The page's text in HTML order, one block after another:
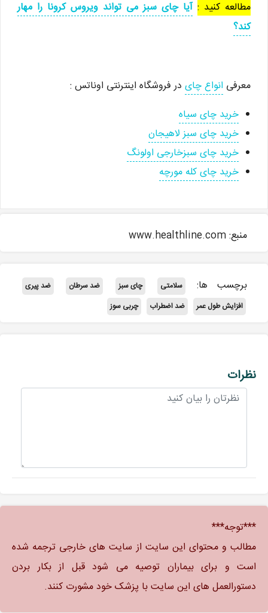
مطالعه کنید : آیا چای سبز می تواند ویروس کرونا را مهار
کند؟
معرفی انواع چای در فروشگاه اینترنتی اوناتس :
خرید چای سیاه
خرید چای سبز لاهیجان
خرید چای سبزخارجی اولونگ
خرید چای کله مورچه
منبع: www.healthline.com
برچسب ها: سلامتی چای سبز ضد سرطان
ضد پیری
افزایش طول عمر
ضد اضطراب چربی سوز
نظرات
***توجه***
مطالب و محتوای این سایت از سایت های خارجی ترجمه شده
است و برای بیماران توصیه می شود قبل از بکار بردن
دستورالعمل های این سایت با پزشک خود مشورت کنند.